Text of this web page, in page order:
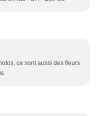
ce sont aussi des fleurs